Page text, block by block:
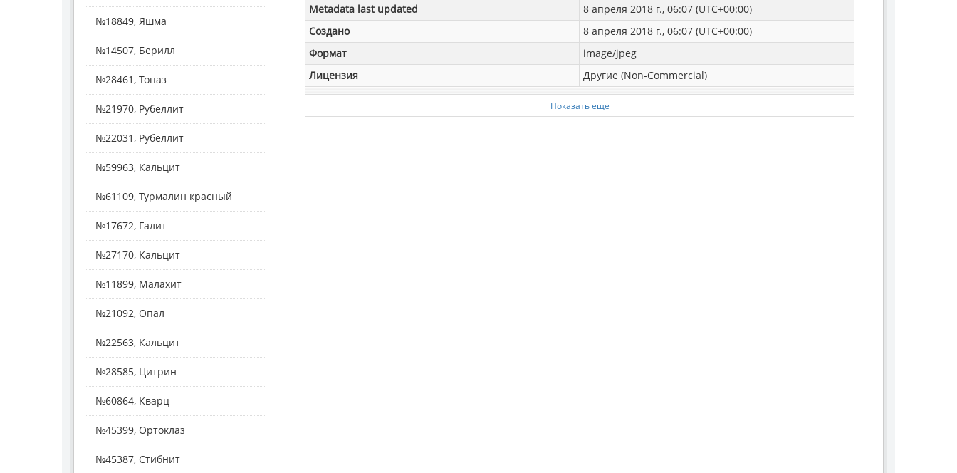
Metadata last updated
8 апреля 2018 г., 06:07 (UTC+00:00)
Создано
8 апреля 2018 г., 06:07 (UTC+00:00)
Формат
image/jpeg
Лицензия
Другие (Non-Commercial)
Показать еще
№18849, Яшма
№14507, Берилл
№28461, Топаз
№21970, Рубеллит
№22031, Рубеллит
№59963, Кальцит
№61109, Турмалин красный
№17672, Галит
№27170, Кальцит
№11899, Малахит
№21092, Опал
№22563, Кальцит
№28585, Цитрин
№60864, Кварц
№45399, Ортоклаз
№45387, Стибнит